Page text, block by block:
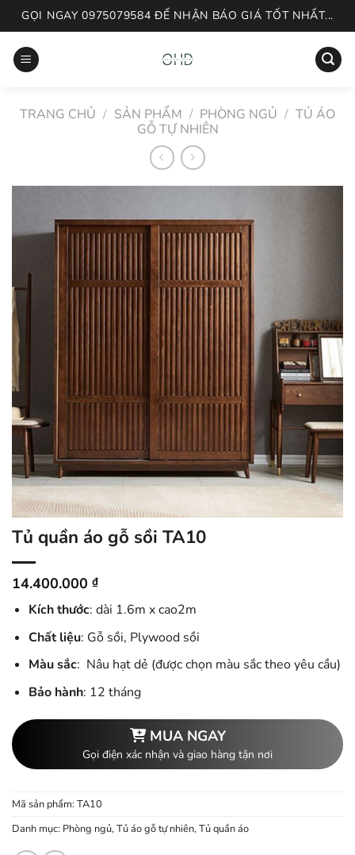
Skip
to
content
GỌI NGAY 0975079584 ĐỂ NHẬN BÁO GIÁ TỐT NHẤT...
TRANG CHỦ / SẢN PHẨM / PHÒNG NGỦ / TỦ ÁO
GỖ TỰ NHIÊN
Tủ quần áo gỗ sồi TA10
14.400.000 ₫
Kích thước: dài 1.6m x cao2m
Chất liệu: Gỗ sồi, Plywood sồi
Màu sắc: Nâu hạt dẻ (được chọn màu sắc theo yêu cầu)
Bảo hành: 12 tháng
MUA NGAY
Gọi điện xác nhận và giao hàng tận nơi
Mã sản phẩm: TA10
Danh mục: Phòng ngủ,Tủ áo gỗ tự nhiên,Tủ quần áo